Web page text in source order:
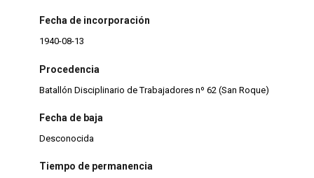
Fecha de incorporación
1940-08-13
Procedencia
Batallón Disciplinario de Trabajadores nº 62 (San Roque)
Fecha de baja
Desconocida
Tiempo de permanencia